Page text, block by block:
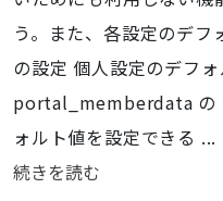
う。また、各設定のデ
の設定 個人設定のデフ
portal_memberdata の
ォルト値を設定できる ...
続きを読む